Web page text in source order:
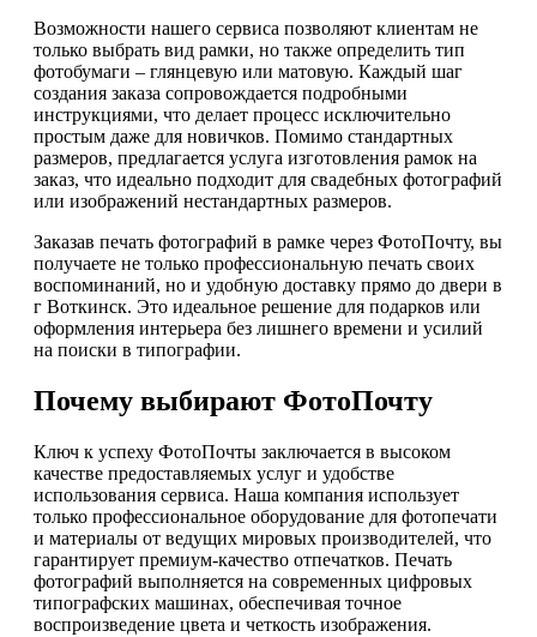
Возможности нашего сервиса позволяют клиентам не
только выбрать вид рамки, но также определить тип
фотобумаги – глянцевую или матовую. Каждый шаг
создания заказа сопровождается подробными
инструкциями, что делает процесс исключительно
простым даже для новичков. Помимо стандартных
размеров, предлагается услуга изготовления рамок на
заказ, что идеально подходит для свадебных фотографий
или изображений нестандартных размеров.
Заказав печать фотографий в рамке через ФотоПочту, вы
получаете не только профессиональную печать своих
воспоминаний, но и удобную доставку прямо до двери в
г Воткинск. Это идеальное решение для подарков или
оформления интерьера без лишнего времени и усилий
на поиски в типографии.
Почему выбирают ФотоПочту
Ключ к успеху ФотоПочты заключается в высоком
качестве предоставляемых услуг и удобстве
использования сервиса. Наша компания использует
только профессиональное оборудование для фотопечати
и материалы от ведущих мировых производителей, что
гарантирует премиум-качество отпечатков. Печать
фотографий выполняется на современных цифровых
типографских машинах, обеспечивая точное
воспроизведение цвета и четкость изображения.